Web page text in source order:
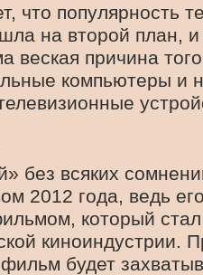
что популярность
на второй план,
веская причина
компьютеры и
без всяких
2012 года, ведь
который
киноиндустрии.
будет